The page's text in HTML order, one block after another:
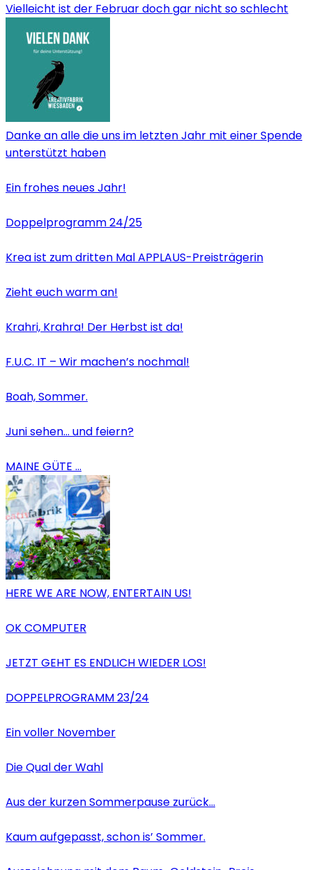
Vielleicht ist der Februar doch gar nicht so schlecht
Danke an alle die uns im letzten Jahr mit einer Spende
unterstützt haben
Ein frohes neues Jahr!
Doppelprogramm 24/25
Krea ist zum dritten Mal APPLAUS-Preisträgerin
Zieht euch warm an!
Krahri, Krahra! Der Herbst ist da!
F.U.C. IT – Wir machen’s nochmal!
Boah, Sommer.
Juni sehen… und feiern?
MAINE GÜTE …
HERE WE ARE NOW, ENTERTAIN US!
OK COMPUTER
JETZT GEHT ES ENDLICH WIEDER LOS!
DOPPELPROGRAMM 23/24
Ein voller November
Die Qual der Wahl
Aus der kurzen Sommerpause zurück…
Kaum aufgepasst, schon is’ Sommer.